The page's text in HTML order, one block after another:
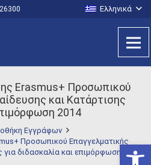
Ελληνικά
Erasmus+ Προσωπικού
και Κατάρτισης
2014
Εγγράφων
Προσωπικού Επαγγελματικής
διδασκαλία και επιμόρφωση